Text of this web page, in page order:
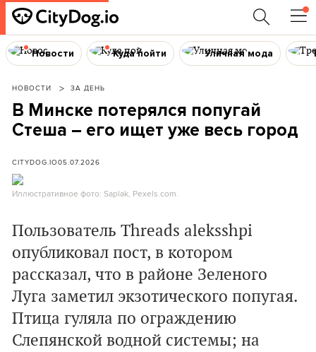
Новости Куда пойти Уличная мода
НОВОСТИ ЗА ДЕНЬ
В Минске потерялся попугай
Стеша – его ищет уже весь город
CITYDOG.IO05.07.2026
Иллюстративное фото: Saplak, Pexels.com.
Пользователь Threads aleksshpi
опубликовал пост, в котором
рассказал, что в районе Зеленого
Луга заметил экзотического попугая.
Птица гуляла по ограждению
Слепянской водной системы; на